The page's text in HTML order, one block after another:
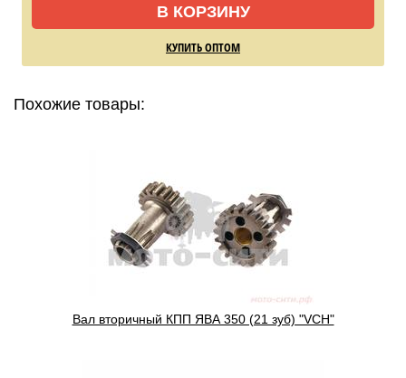
В КОРЗИНУ
КУПИТЬ ОПТОМ
Похожие товары:
Вал вторичный КПП ЯВА 350 (21 зуб) "VCH"